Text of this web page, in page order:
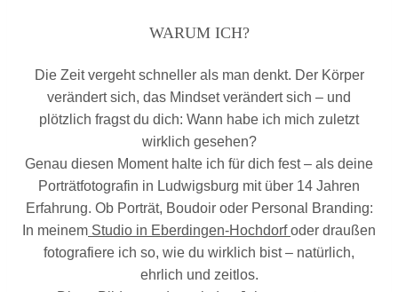
WARUM ICH?
Die Zeit vergeht schneller als man denkt. Der Körper
verändert sich, das Mindset verändert sich – und
plötzlich fragst du dich: Wann habe ich mich zuletzt
wirklich gesehen?
Genau diesen Moment halte ich für dich fest – als deine
Porträtfotografin in Ludwigsburg mit über 14 Jahren
Erfahrung. Ob Porträt, Boudoir oder Personal Branding:
In meinem Studio in Eberdingen-Hochdorfoder draußen
fotografiere ich so, wie du wirklich bist – natürlich,
ehrlich und zeitlos.